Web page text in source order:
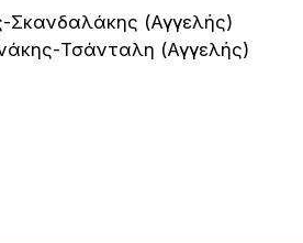
Σκανδαλάκης (Αγγελής)
Τσάνταλη (Αγγελής)